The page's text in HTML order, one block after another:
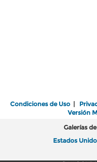
Condiciones de Uso |
Versión
Galerías
Estados